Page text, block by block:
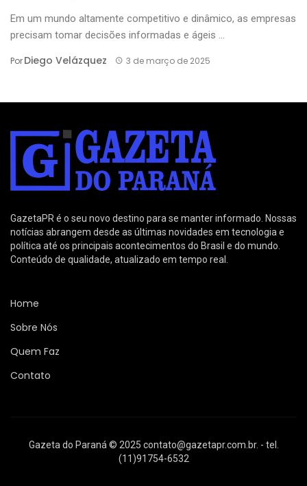
Em um mundo altamente competitivo e dinâmico, as empresas
precisam tomar decisões informadas e ágeis ...
PorDiego Velázquez 3 de março de 2025
GazetaPR é o seu novo destino para se manter informado. Nossas
notícias abrangem desde as últimas novidades em tecnologia e
política até os principais acontecimentos do Brasil e do mundo.
Conteúdo de qualidade, atualizado em tempo real.
Home
Sobre Nós
Quem Faz
Contato
Gazeta do Paraná © 2025 contato@gazetapr.com.br. - tel.
(11)91754-6532